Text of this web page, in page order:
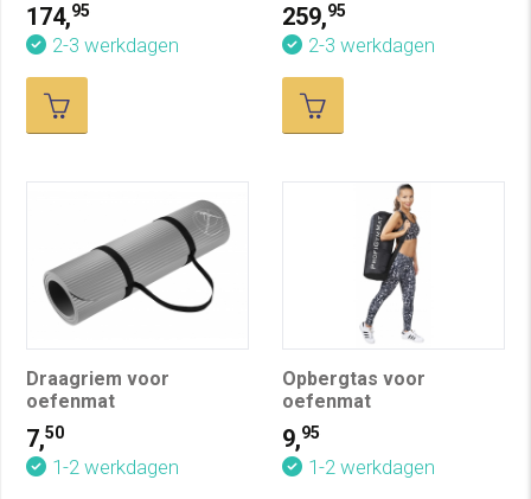
174,95
2-3 werkdagen
259,95
2-3 werkdagen
Draagriem voor
oefenmat
7,50
1-2 werkdagen
Opbergtas voor
oefenmat
9,95
1-2 werkdagen